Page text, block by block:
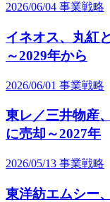
2026/06/04 事業戦略
イネオス、丸紅
～2029年から
2026/06/01 事業戦略
東レ／三井物産
に売却～2027年
2026/05/13 事業戦略
東洋紡エムシー